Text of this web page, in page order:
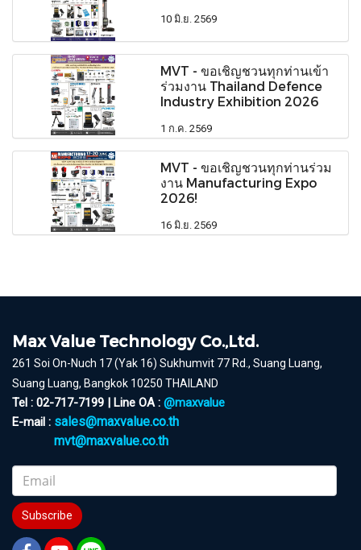
10 มิ.ย. 2569
MVT - ขอเชิญชวนทุกท่านเข้า
ร่วมงาน Thailand Defence
Industry Exhibition 2026
1 ก.ค. 2569
MVT - ขอเชิญชวนทุกท่านร่วม
งาน Manufacturing Expo
2026!
16 มิ.ย. 2569
Max Value Technology Co.,Ltd.
261 Soi On-Nuch 17 (Yak 16) Sukhumvit 77 Rd., Suang Luang,
Suang Luang, Bangkok 10250 THAILAND
Tel : 02-717-7199 | Line OA : @maxvalue
E-mail : sales@maxvalue.co.th
mvt@maxvalue.co.th
Subscribe